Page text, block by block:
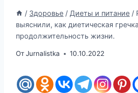
/ Здоровье / Диеты и питание /
выяснили, как диетическая
продолжительность жизни.
ОтJurnalistka 10.10.2022